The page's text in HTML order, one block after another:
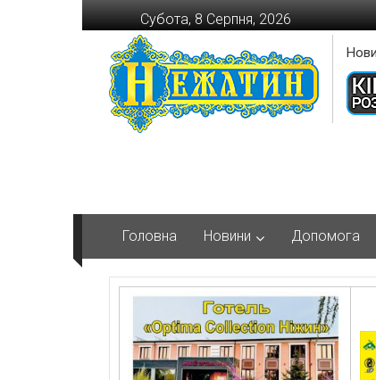
Перейти
до
вмісту
Субота, 8 Серпня, 2026
Головна Новини Допомога